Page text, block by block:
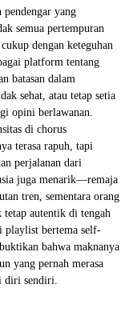
pendengar yang
semua pertempuran
dengan keteguhan
platform tentang
batasan dalam
sehat, atau tetap setia
opini berlawanan.
di chorus
terasa rapuh, tapi
perjalanan dari
juga menarik—remaja
tren, sementara orang
tetap autentik di tengah
bertema self-
bahwa maknanya
yang pernah merasa
diri sendiri.